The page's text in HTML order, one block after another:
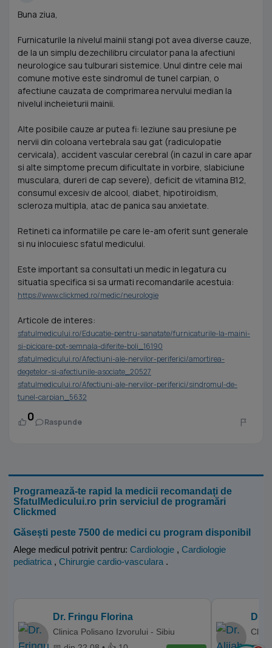
Buna ziua,
Furnicaturile la nivelul mainii stangi pot avea diverse cauze,
de la un simplu dezechilibru circulator pana la afectiuni
neurologice sau tulburari sistemice. Unul dintre cele mai
comune motive este sindromul de tunel carpian, o
afectiune cauzata de comprimarea nervului median la
nivelul incheieturii mainii.
Alte posibile cauze ar putea fi: leziune sau presiune pe
nervii din coloana vertebrala sau gat (radiculopatie
cervicala), accident vascular cerebral (in cazul in care apar
si alte simptome precum dificultate in vorbire, slabiciune
musculara, dureri de cap severe), deficit de vitamina B12,
consumul excesiv de alcool, diabet, hipotiroidism,
scleroza multipla, atac de panica sau anxietate.
Retineti ca informatiile pe care le-am oferit sunt generale
si nu inlocuiesc sfatul medicului.
Este important sa consultati un medic in legatura cu
situatia specifica si sa urmati recomandarile acestuia:
https://www.clickmed.ro/medic/neurologie
Articole de interes:
sfatulmedicului.ro/Educatie-pentru-sanatate/furnicaturile-la-maini-
si-picioare-pot-semnala-diferite-boli_16190
sfatulmedicului.ro/Afectiuni-ale-nervilor-periferici/amortirea-
degetelor-si-afectiunile-asociate_20527
sfatulmedicului.ro/Afectiuni-ale-nervilor-periferici/sindromul-de-
tunel-carpian_5632
0 Raspunde
Programează-te rapid la medicii recomandați de
SfatulMedicului.ro prin serviciul de programări
Clickmed
Găsești peste 7500 de medici cu program disponibil
Alege medicul potrivit pentru: Cardiologie , Cardiologie
pediatrica , Chirurgie cardio-vasculara .
Dr. Fringu Florina
Clinica Polisano Izvorului - Sibiu
Dr.